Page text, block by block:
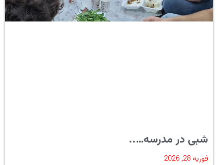
شبی در مدرسه…..
فوریه 28, 2026